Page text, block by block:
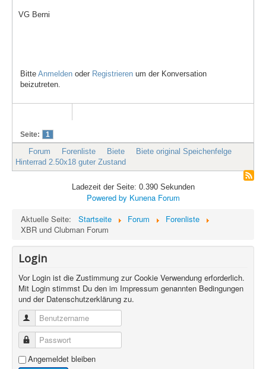
VG Berni
Bitte Anmelden oder Registrieren um der Konversation
beizutreten.
Seite: 1
Forum Forenliste Biete
Biete original Speichenfelge
Hinterrad 2.50x18 guter Zustand
Ladezeit der Seite: 0.390 Sekunden
Powered by Kunena Forum
Aktuelle Seite:
Startseite Forum
Forenliste
XBR und Clubman Forum
Login
Vor Login ist die Zustimmung zur Cookie Verwendung erforderlich.
Mit Login stimmst Du den im Impressum genannten Bedingungen
und der Datenschutzerklärung zu.
Benutzername
Passwort
Angemeldet bleiben